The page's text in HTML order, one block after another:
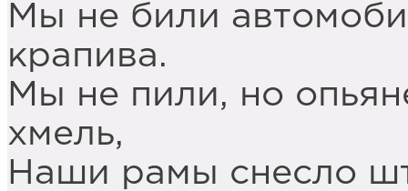
Мы не били
крапива.
Мы не пили, но
хмель,
Наши рамы снесло